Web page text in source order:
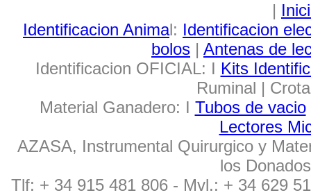
|
Identificacion Animal: Identificacion
bolos | Antenas de
Identificacion OFICIAL: I Kits
Ruminal |
Material Ganadero: I Tubos de vacio
Lectores
AZASA, Instrumental Quirurgico y
los
Tlf: + 34 915 481 806 - Mvl.: + 34 629